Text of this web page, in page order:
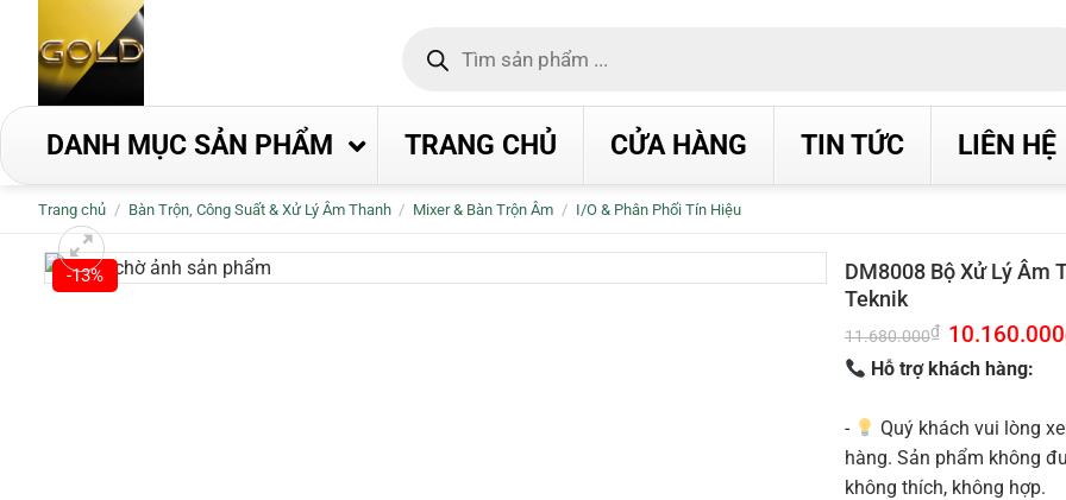
dung
kiếm
DANH MỤC SẢN PHẨM TRANG CHỦ CỬA HÀNG TIN TỨC LIÊN HỆ
Trang chủ / Bàn Trộn, Công Suất & Xử Lý Âm Thanh / Mixer & Bàn Trộn Âm / I/O & Phân Phối Tín Hiệu
-13%
DM8008 Bộ Xử Lý Âm
Teknik
11.680.000₫ Giá
gốc
là:
11.680.000₫.
10.160.000
Hỗ trợ khách hàng:
-
Quý khách vui lòng
hàng. Sản phẩm không
không thích, không hợp.